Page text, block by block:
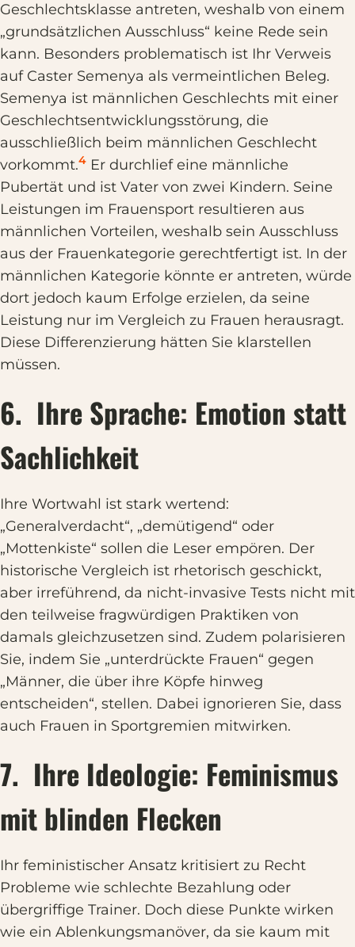
Geschlechtsklasse antreten, weshalb von einem
„grundsätzlichen Ausschluss“ keine Rede sein
kann. Besonders problematisch ist Ihr Verweis
auf Caster Semenya als vermeintlichen Beleg.
Semenya ist männlichen Geschlechts mit einer
Geschlechtsentwicklungsstörung, die
ausschließlich beim männlichen Geschlecht
vorkommt.4 Er durchlief eine männliche
Pubertät und ist Vater von zwei Kindern. Seine
Leistungen im Frauensport resultieren aus
männlichen Vorteilen, weshalb sein Ausschluss
aus der Frauenkategorie gerechtfertigt ist. In der
männlichen Kategorie könnte er antreten, würde
dort jedoch kaum Erfolge erzielen, da seine
Leistung nur im Vergleich zu Frauen herausragt.
Diese Differenzierung hätten Sie klarstellen
müssen.
6. Ihre Sprache: Emotion statt
Sachlichkeit
Ihre Wortwahl ist stark wertend:
„Generalverdacht“, „demütigend“ oder
„Mottenkiste“ sollen die Leser empören. Der
historische Vergleich ist rhetorisch geschickt,
aber irreführend, da nicht-invasive Tests nicht mit
den teilweise fragwürdigen Praktiken von
damals gleichzusetzen sind. Zudem polarisieren
Sie, indem Sie „unterdrückte Frauen“ gegen
„Männer, die über ihre Köpfe hinweg
entscheiden“, stellen. Dabei ignorieren Sie, dass
auch Frauen in Sportgremien mitwirken.
7. Ihre Ideologie: Feminismus
mit blinden Flecken
Ihr feministischer Ansatz kritisiert zu Recht
Probleme wie schlechte Bezahlung oder
übergriffige Trainer. Doch diese Punkte wirken
wie ein Ablenkungsmanöver, da sie kaum mit